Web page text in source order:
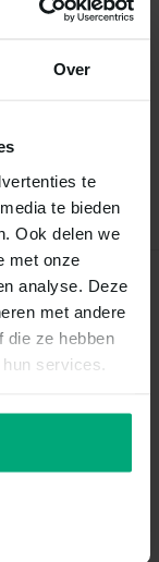
Over
te
te bieden
Ook delen we
met onze
analyse. Deze
met andere
die ze hebben
services.